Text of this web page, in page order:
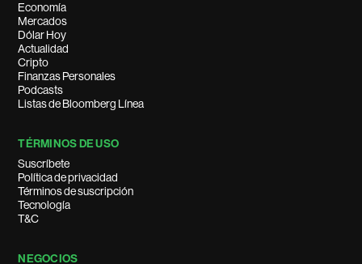
Economía
Mercados
Dólar Hoy
Actualidad
Cripto
Finanzas Personales
Podcasts
Listas de Bloomberg Línea
TÉRMINOS DE USO
Suscríbete
Política de privacidad
Términos de suscripción
Tecnología
T&C
NEGOCIOS